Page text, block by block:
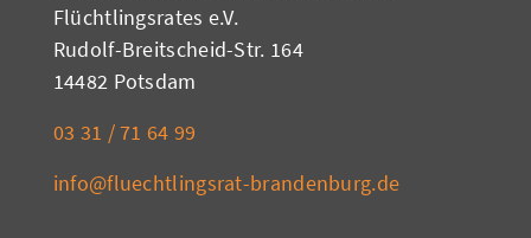
Flüchtlingsrates e.V.
Rudolf-Breitscheid-Str. 164
14482 Potsdam
03 31 / 71 64 99
info@fluechtlingsrat-brandenburg.de